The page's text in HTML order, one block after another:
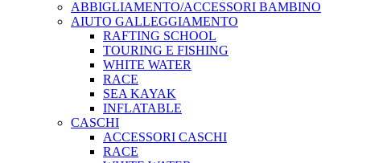
ABBIGLIAMENTO/ACCESSORI BAMBINO
AIUTO GALLEGGIAMENTO
RAFTING SCHOOL
TOURING E FISHING
WHITE WATER
RACE
SEA KAYAK
INFLATABLE
CASCHI
ACCESSORI CASCHI
RACE